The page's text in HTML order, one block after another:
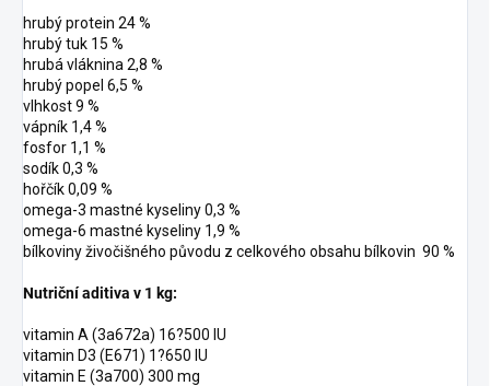
hrubý protein 24 %
hrubý tuk 15 %
hrubá vláknina 2,8 %
hrubý popel 6,5 %
vlhkost 9 %
vápník 1,4 %
fosfor 1,1 %
sodík 0,3 %
hořčík 0,09 %
omega-3 mastné kyseliny 0,3 %
omega-6 mastné kyseliny 1,9 %
bílkoviny živočišného původu z celkového obsahu bílkovin 90 %
Nutriční aditiva v 1 kg:
vitamin A (3a672a) 16?500 IU
vitamin D3 (E671) 1?650 IU
vitamin E (3a700) 300 mg